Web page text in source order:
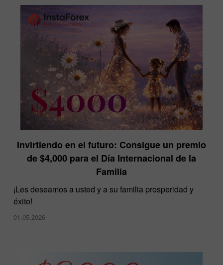
InstaForex en la exposición Dubai Forex Expo
28.11.2024
Invirtiendo en el futuro: Consigue un premio
de $4,000 para el Día Internacional de la
Familia
¡Les deseamos a usted y a su familia prosperidad y
éxito!
01.05.2026